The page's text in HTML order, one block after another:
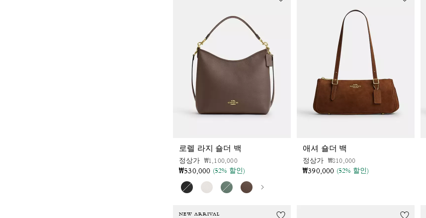
로렐 라지 숄더 백
정상가 가격 인하 전
₩1,100,000인하됨
₩530,000 (52% 할인)
애셔 숄더 백
정상가 가격 인하 전
₩810,000인하됨
₩390,000 (52% 할인)
NEW ARRIVAL